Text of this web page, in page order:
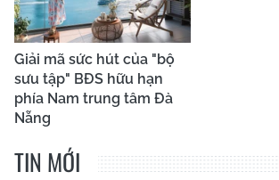
Giải mã sức hút của "bộ
sưu tập" BĐS hữu hạn
phía Nam trung tâm Đà
Nẵng
TIN MỚI